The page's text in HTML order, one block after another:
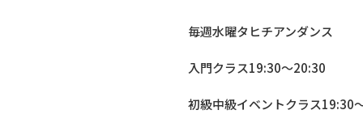
毎週水曜タヒチアンダンス
入門クラス19:30〜20:30
初級中級イベントクラス19:30